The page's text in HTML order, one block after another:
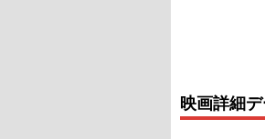
映画詳細